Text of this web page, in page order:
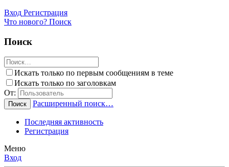
Вход Регистрация
Что нового? Поиск
Поиск
Искать только по первым сообщениям в теме
Искать только по заголовкам
От:
Поиск Расширенный поиск…
Последняя активность
Регистрация
Меню
Вход